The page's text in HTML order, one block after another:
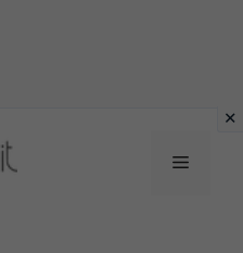
Menu